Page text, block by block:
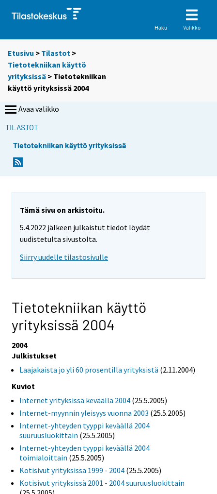
Haku Valikko
Etusivu > Tilastot >
Tietotekniikan käyttö
yrityksissä > Tietotekniikan
käyttö yrityksissä 2004
Avaa valikko
TILASTOT
Tietotekniikan käyttö yrityksissä
Tämä sivu on arkistoitu.
5.4.2022 jälkeen julkaistut tiedot löydät
uudistetulta sivustolta.
Siirry uudelle tilastosivulle
Tietotekniikan käyttö
yrityksissä 2004
2004
Julkistukset
Laajakaista jo yli 60 prosentilla yrityksistä (2.11.2004)
Kuviot
Internet yrityksissä keväällä 2004 (25.5.2005)
Internet-myynnin yleisyys vuonna 2003 (25.5.2005)
Internet-yhteyden tyyppi keväällä 2004
suuruusluokittain (25.5.2005)
Internet-yhteyden tyyppi keväällä 2004
toimialoittain (25.5.2005)
Kotisivut yrityksissä 1999 - 2004 (25.5.2005)
Kotisivut yrityksissä 2001 - 2004 suuruusluokittain